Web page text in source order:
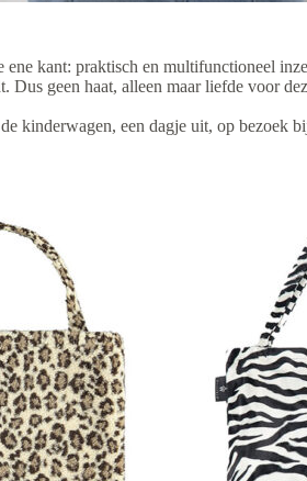
kant: praktisch en multifunctioneel
geen haat, alleen maar liefde voor
kinderwagen, een dagje uit, op bezoek